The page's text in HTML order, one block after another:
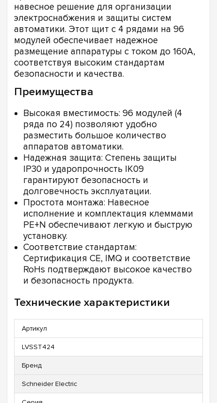
навесное решение для организации
электроснабжения и защиты систем
автоматики. Этот щит с 4 рядами на 96
модулей обеспечивает надежное
размещение аппаратуры с током до 160А,
соответствуя высоким стандартам
безопасности и качества.
Преимущества
Высокая вместимость: 96 модулей (4
ряда по 24) позволяют удобно
разместить большое количество
аппаратов автоматики.
Надежная защита: Степень защиты
IP30 и ударопрочность IK09
гарантируют безопасность и
долговечность эксплуатации.
Простота монтажа: Навесное
исполнение и комплектация клеммами
PE+N обеспечивают легкую и быструю
установку.
Соответствие стандартам:
Сертификация CE, IMQ и соответствие
RoHs подтверждают высокое качество
и безопасность продукта.
Технические характеристики
Артикул
LVSST424
Бренд
Schneider Electric